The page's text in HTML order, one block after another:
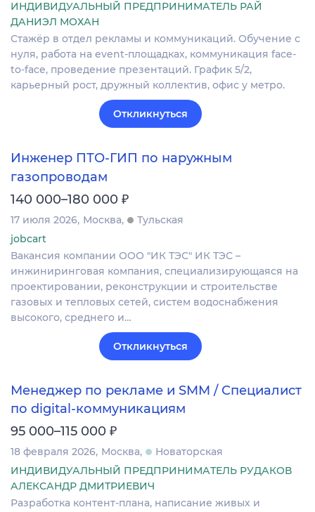
ИНДИВИДУАЛЬНЫЙ ПРЕДПРИНИМАТЕЛЬ РАЙ
ДАНИЭЛ МОХАН
Стажёр в отдел рекламы и коммуникаций. Обучение с
нуля, работа на event-площадках, коммуникация face-
to-face, проведение презентаций. График 5/2,
карьерный рост, дружный коллектив, офис у метро.
Откликнуться
Инженер ПТО-ГИП по наружным
газопроводам
140 000–180 000 ₽
17 июля 2026 Москва
Тульская
jobcart
Вакансия компании ООО "ИК ТЭС" ИК ТЭС –
инжиниринговая компания, специализирующаяся на
проектировании, реконструкции и строительстве
газовых и тепловых сетей, систем водоснабжения
высокого, среднего и…
Откликнуться
Менеджер по рекламе и SMM / Специалист
по digital-коммуникациям
95 000–115 000 ₽
18 февраля 2026 Москва
Новаторская
ИНДИВИДУАЛЬНЫЙ ПРЕДПРИНИМАТЕЛЬ РУДАКОВ
АЛЕКСАНДР ДМИТРИЕВИЧ
Разработка контент-плана, написание живых и